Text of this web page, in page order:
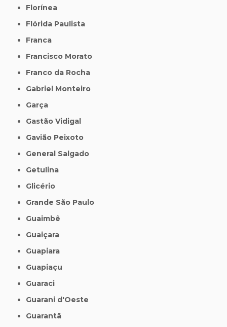
Florínea
Flórida Paulista
Franca
Francisco Morato
Franco da Rocha
Gabriel Monteiro
Garça
Gastão Vidigal
Gavião Peixoto
General Salgado
Getulina
Glicério
Grande São Paulo
Guaimbê
Guaiçara
Guapiara
Guapiaçu
Guaraci
Guarani d'Oeste
Guarantã